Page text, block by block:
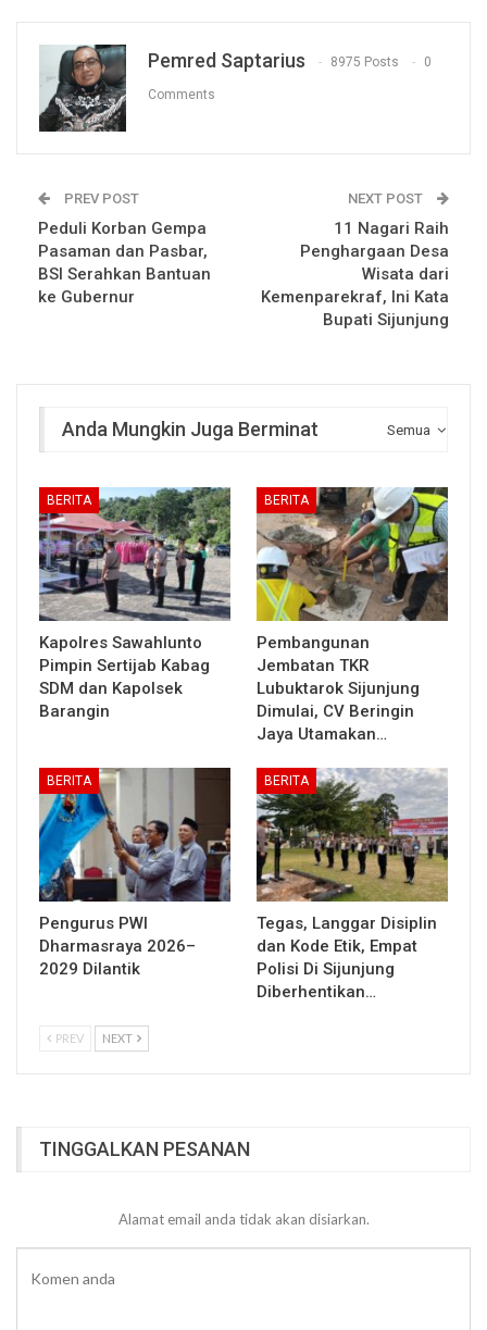
Pemred Saptarius 8975 Posts 0
Comments
PREV POST
Peduli Korban Gempa
Pasaman dan Pasbar,
BSI Serahkan Bantuan
ke Gubernur
NEXT POST
11 Nagari Raih
Penghargaan Desa
Wisata dari
Kemenparekraf, Ini Kata
Bupati Sijunjung
Semua
Anda Mungkin Juga Berminat
BERITA
Kapolres Sawahlunto
Pimpin Sertijab Kabag
SDM dan Kapolsek
Barangin
BERITA
Pembangunan
Jembatan TKR
Lubuktarok Sijunjung
Dimulai, CV Beringin
Jaya Utamakan…
BERITA
Pengurus PWI
Dharmasraya 2026–
2029 Dilantik
BERITA
Tegas, Langgar Disiplin
dan Kode Etik, Empat
Polisi Di Sijunjung
Diberhentikan…
PREV NEXT
TINGGALKAN PESANAN
Alamat email anda tidak akan disiarkan.